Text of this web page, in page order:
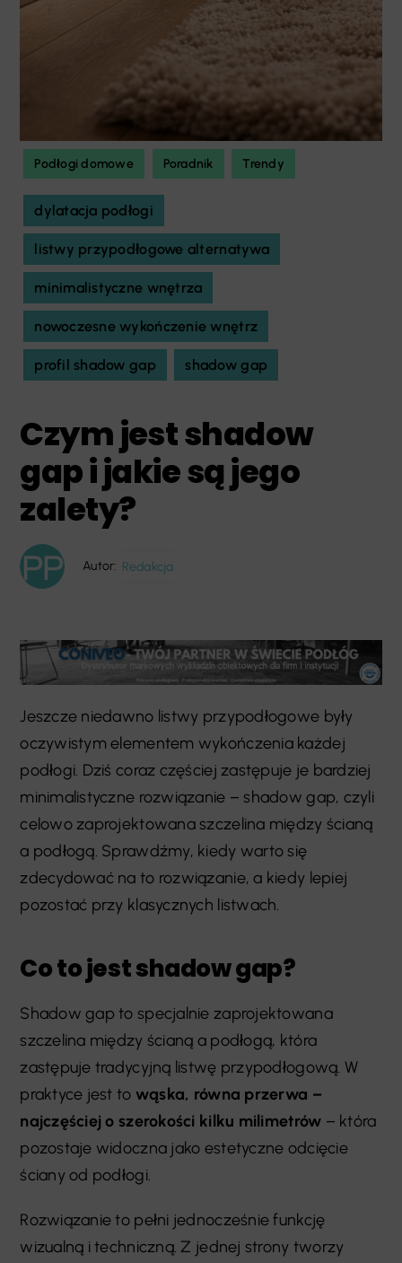
Podłogi domowe Poradnik Trendy
dylatacja podłogi
listwy przypodłogowe alternatywa
minimalistyczne wnętrza
nowoczesne wykończenie wnętrz
profil shadow gap shadow gap
Czym jest shadow
gap i jakie są jego
zalety?
Autor: Redakcja
Jeszcze niedawno listwy przypodłogowe były
oczywistym elementem wykończenia każdej
podłogi. Dziś coraz częściej zastępuje je bardziej
minimalistyczne rozwiązanie – shadow gap, czyli
celowo zaprojektowana szczelina między ścianą
a podłogą. Sprawdźmy, kiedy warto się
zdecydować na to rozwiązanie, a kiedy lepiej
pozostać przy klasycznych listwach.
Co to jest shadow gap?
Shadow gap to specjalnie zaprojektowana
szczelina między ścianą a podłogą, która
zastępuje tradycyjną listwę przypodłogową. W
praktyce jest to wąska, równa przerwa –
najczęściej o szerokości kilku milimetrów – która
pozostaje widoczna jako estetyczne odcięcie
ściany od podłogi.
Rozwiązanie to pełni jednocześnie funkcję
wizualną i techniczną. Z jednej strony tworzy